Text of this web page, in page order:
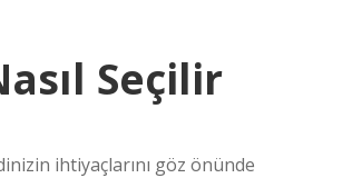
Seçilir
ihtiyaçlarını göz önünde